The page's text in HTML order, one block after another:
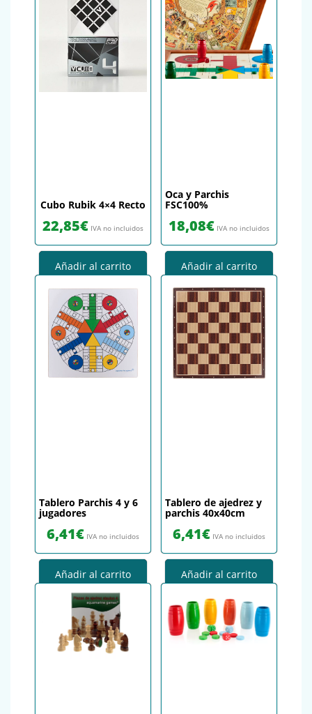
Cubo Rubik 4×4 Recto
22,85€ IVA no incluidos
Añadir al carrito
Oca y Parchis
FSC100%
18,08€ IVA no incluidos
Añadir al carrito
Tablero Parchis 4 y 6
jugadores
6,41€ IVA no incluidos
Añadir al carrito
Tablero de ajedrez y
parchis 40x40cm
6,41€ IVA no incluidos
Añadir al carrito